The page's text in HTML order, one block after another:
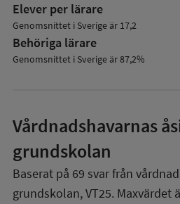
Elever per lärare
Genomsnittet i Sverige är 17,2
Behöriga lärare
Genomsnittet i Sverige är 87,2%
Vårdnadshavarnas
grundskolan
Baserat på 69 svar från
grundskolan,VT25. Maxvärdet